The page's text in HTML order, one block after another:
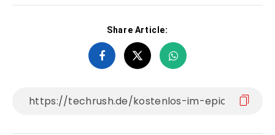
Share Article: